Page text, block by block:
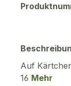
Auf
16 Mehr